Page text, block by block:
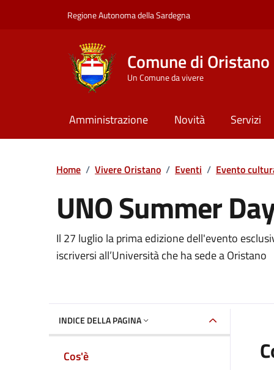
Regione Autonoma della Sardegna
Comune di Oristano
Un Comune da vivere
Amministrazione Novità Servizi
Home / Vivere Oristano / Eventi / Evento
UNO Summer
Dettaglio
Il 27 luglio la prima edizione dell'evento
iscriversi all’Università che ha sede a Oristano
INDICE DELLA PAGINA
Cos'è